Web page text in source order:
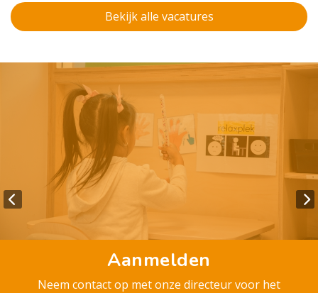
Bekijk alle vacatures
Aanmelden
Neem contact op met onze directeur voor het